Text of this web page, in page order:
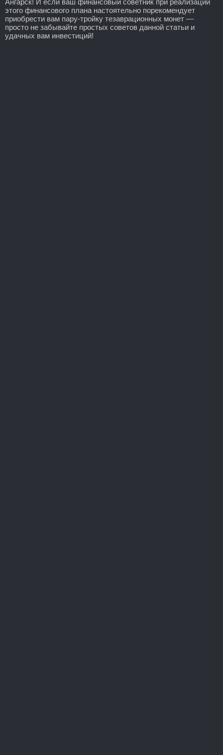
этого финансового плана настоятельно порекомендует
приобрести вам пару-тройку тезаврационных монет —
просто не забывайте простых советов данной статьи и
удачных вам инвестиций!